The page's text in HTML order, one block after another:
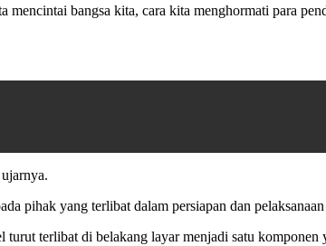
bangsa kita, cara kita menghormati para
pihak yang terlibat dalam persiapan dan
terlibat di belakang layar menjadi satu komponen